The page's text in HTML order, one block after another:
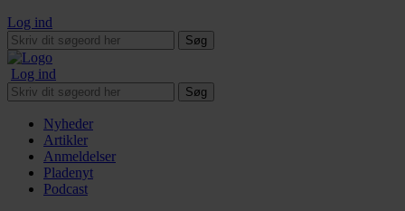
Log ind
Søg
Log ind
Søg
Nyheder
Artikler
Anmeldelser
Pladenyt
Podcast